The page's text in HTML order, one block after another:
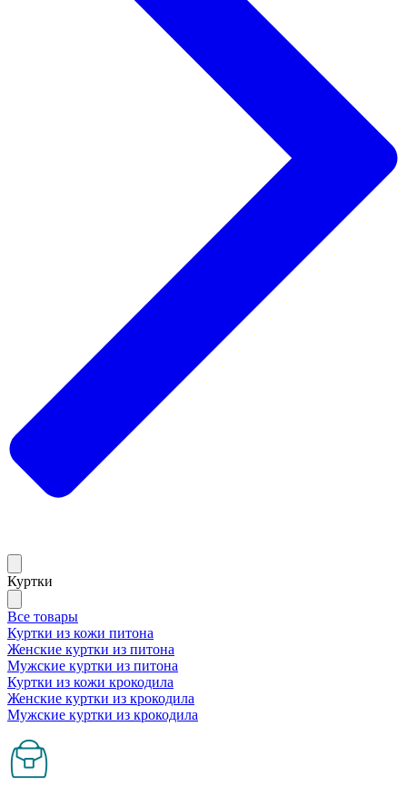
Куртки
Все товары
Куртки из кожи питона
Женские куртки из питона
Мужские куртки из питона
Куртки из кожи крокодила
Женские куртки из крокодила
Мужские куртки из крокодила